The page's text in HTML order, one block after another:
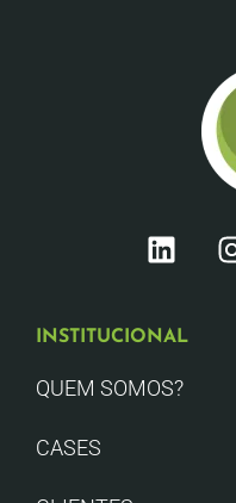
INSTITUCIONAL
QUEM SOMOS?
CASES